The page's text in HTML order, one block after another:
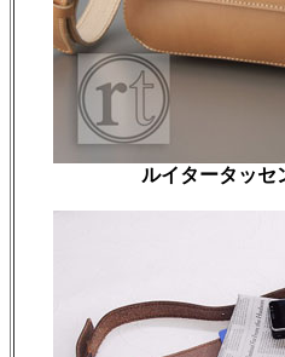
ルイタータッセ